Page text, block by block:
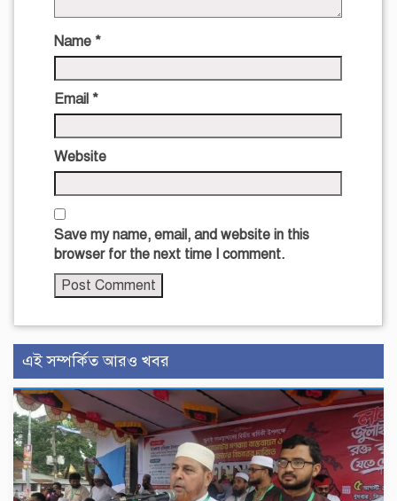
Name *
Email *
Website
Save my name, email, and website in this
browser for the next time I comment.
এই সম্পর্কিত আরও খবর